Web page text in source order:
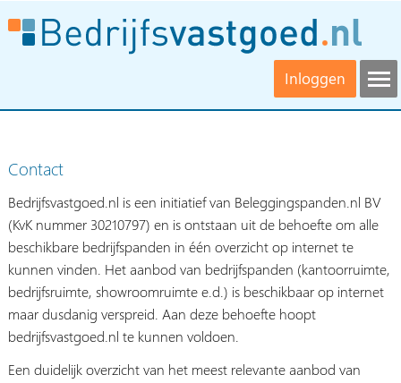
Inloggen
Contact
Bedrijfsvastgoed.nl is een initiatief van Beleggingspanden.nl BV
(KvK nummer 30210797) en is ontstaan uit de behoefte om alle
beschikbare bedrijfspanden in één overzicht op internet te
kunnen vinden. Het aanbod van bedrijfspanden (kantoorruimte,
bedrijfsruimte, showroomruimte e.d.) is beschikbaar op internet
maar dusdanig verspreid. Aan deze behoefte hoopt
bedrijfsvastgoed.nl te kunnen voldoen.
Een duidelijk overzicht van het meest relevante aanbod van